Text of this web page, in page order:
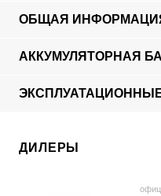
ОБЩАЯ
АККУМУЛЯТОРНАЯ
ДИЛЕРЫ